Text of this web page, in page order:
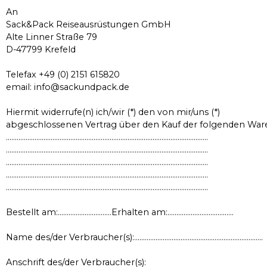
An
Sack&Pack Reiseausrüstungen GmbH
Alte Linner Straße 79
D-47799 Krefeld
Telefax +49 (0) 2151 615820
email: info@sackundpack.de
Hiermit widerrufe(n) ich/wir (*) den von mir/uns (*)
abgeschlossenen Vertrag über den Kauf der folgenden
…………………………………………………………………………………………………..
…………………………………………………………………………………………………..
…………………………………………………………………………………………………..
…………………………………………………………………………………………………..
…………………………………………………………………………………………………..
Bestellt am:…………………………Erhalten am:……………………………….
Name des/der Verbraucher(s):………………………………………………………………
Anschrift des/der Verbraucher(s):